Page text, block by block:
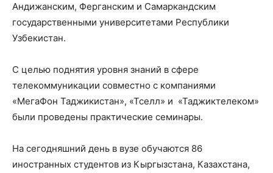
Андижанским, Ферганским и Самаркандским
государственными университетами Республики
Узбекистан.
С целью поднятия уровня знаний в сфере
телекоммуникации совместно с компаниями
«МегаФон Таджикистан», «Тселл» и «Таджиктелеком»
были проведены практические семинары.
На сегодняшний день в вузе обучаются 86
иностранных студентов из Кыргызстана, Казахстана,